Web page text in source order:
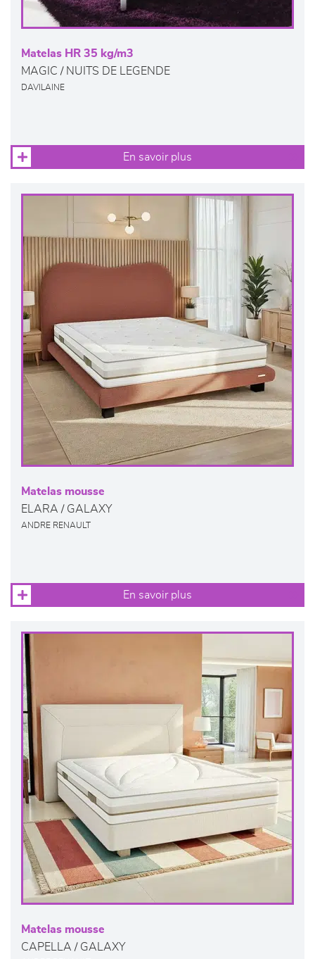
Matelas HR 35 kg/m3
MAGIC / NUITS DE LEGENDE
DAVILAINE
En savoir plus
Matelas mousse
ELARA / GALAXY
ANDRE RENAULT
En savoir plus
Matelas mousse
CAPELLA / GALAXY